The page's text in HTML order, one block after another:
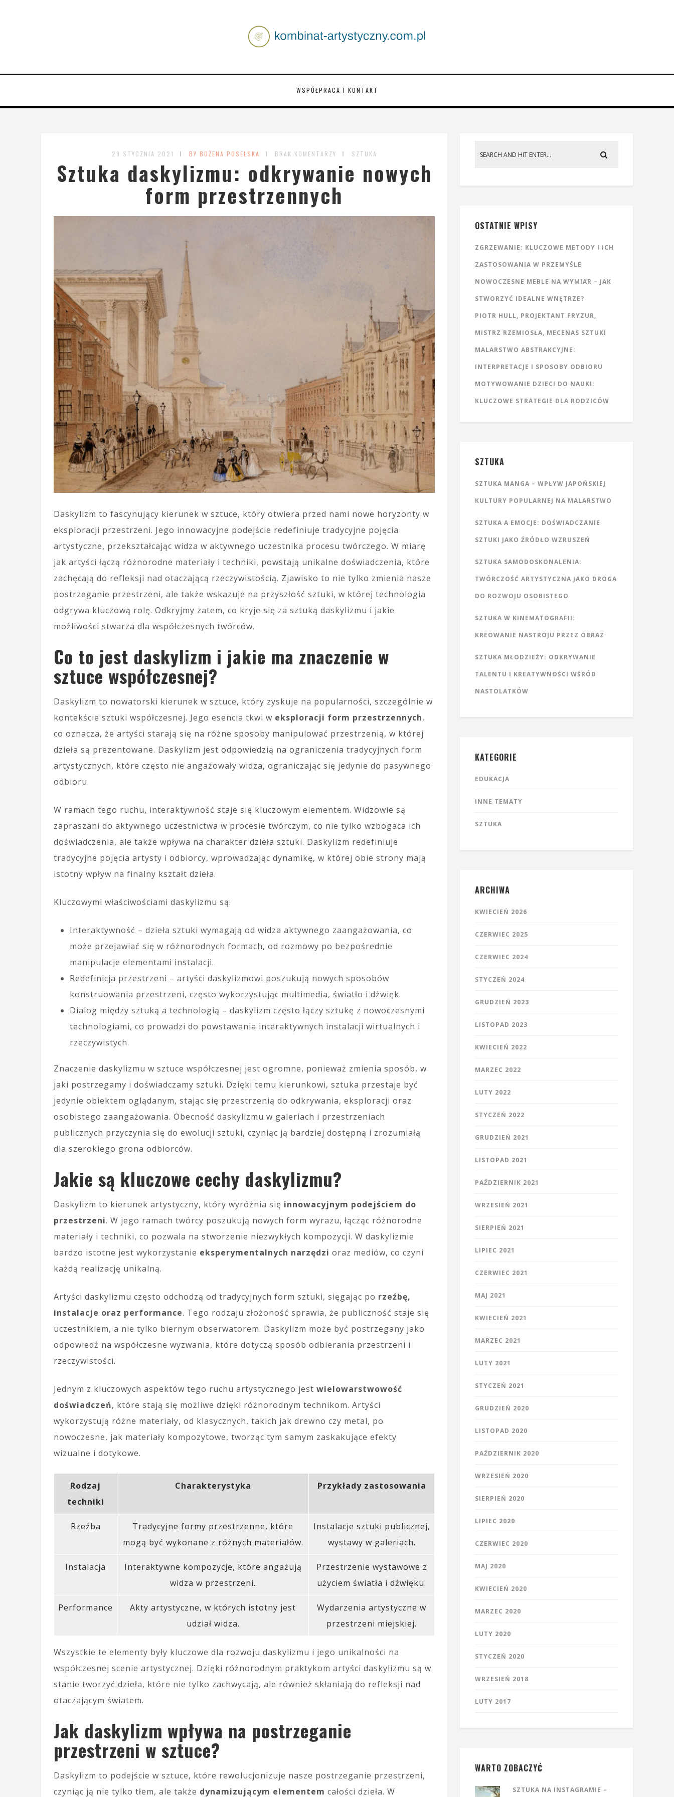
WSPÓŁPRACA I KONTAKT
29 STYCZNIA 2021 BY BOŻENA POSELSKA BRAK KOMENTARZY SZTUKA
Sztuka daskylizmu: odkrywanie nowych
form przestrzennych
Daskylizm to fascynujący kierunek w sztuce, który otwiera przed nami nowe horyzonty w
eksploracji przestrzeni. Jego innowacyjne podejście redefiniuje tradycyjne pojęcia
artystyczne, przekształcając widza w aktywnego uczestnika procesu twórczego. W miarę
jak artyści łączą różnorodne materiały i techniki, powstają unikalne doświadczenia, które
zachęcają do refleksji nad otaczającą rzeczywistością. Zjawisko to nie tylko zmienia nasze
postrzeganie przestrzeni, ale także wskazuje na przyszłość sztuki, w której technologia
odgrywa kluczową rolę. Odkryjmy zatem, co kryje się za sztuką daskylizmu i jakie
możliwości stwarza dla współczesnych twórców.
Co to jest daskylizm i jakie ma znaczenie w
sztuce współczesnej?
Daskylizm to nowatorski kierunek w sztuce, który zyskuje na popularności, szczególnie w
kontekście sztuki współczesnej. Jego esencia tkwi w eksploracji form przestrzennych,
co oznacza, że artyści starają się na różne sposoby manipulować przestrzenią, w której
dzieła są prezentowane. Daskylizm jest odpowiedzią na ograniczenia tradycyjnych form
artystycznych, które często nie angażowały widza, ograniczając się jedynie do pasywnego
odbioru.
W ramach tego ruchu, interaktywność staje się kluczowym elementem. Widzowie są
zapraszani do aktywnego uczestnictwa w procesie twórczym, co nie tylko wzbogaca ich
doświadczenia, ale także wpływa na charakter dzieła sztuki. Daskylizm redefiniuje
tradycyjne pojęcia artysty i odbiorcy, wprowadzając dynamikę, w której obie strony mają
istotny wpływ na finalny kształt dzieła.
Kluczowymi właściwościami daskylizmu są:
Interaktywność – dzieła sztuki wymagają od widza aktywnego zaangażowania, co
może przejawiać się w różnorodnych formach, od rozmowy po bezpośrednie
manipulacje elementami instalacji.
Redefinicja przestrzeni – artyści daskylizmowi poszukują nowych sposobów
konstruowania przestrzeni, często wykorzystując multimedia, światło i dźwięk.
Dialog między sztuką a technologią – daskylizm często łączy sztukę z nowoczesnymi
technologiami, co prowadzi do powstawania interaktywnych instalacji wirtualnych i
rzeczywistych.
Znaczenie daskylizmu w sztuce współczesnej jest ogromne, ponieważ zmienia sposób, w
jaki postrzegamy i doświadczamy sztuki. Dzięki temu kierunkowi, sztuka przestaje być
jedynie obiektem oglądanym, stając się przestrzenią do odkrywania, eksploracji oraz
osobistego zaangażowania. Obecność daskylizmu w galeriach i przestrzeniach
publicznych przyczynia się do ewolucji sztuki, czyniąc ją bardziej dostępną i zrozumiałą
dla szerokiego grona odbiorców.
Jakie są kluczowe cechy daskylizmu?
Daskylizm to kierunek artystyczny, który wyróżnia się innowacyjnym podejściem do
przestrzeni. W jego ramach twórcy poszukują nowych form wyrazu, łącząc różnorodne
materiały i techniki, co pozwala na stworzenie niezwykłych kompozycji. W daskylizmie
bardzo istotne jest wykorzystanie eksperymentalnych narzędzi oraz mediów, co czyni
każdą realizację unikalną.
Artyści daskylizmu często odchodzą od tradycyjnych form sztuki, sięgając po rzeźbę,
instalacje oraz performance. Tego rodzaju złożoność sprawia, że publiczność staje się
uczestnikiem, a nie tylko biernym obserwatorem. Daskylizm może być postrzegany jako
odpowiedź na współczesne wyzwania, które dotyczą sposób odbierania przestrzeni i
rzeczywistości.
Jednym z kluczowych aspektów tego ruchu artystycznego jest wielowarstwowość
doświadczeń, które stają się możliwe dzięki różnorodnym technikom. Artyści
wykorzystują różne materiały, od klasycznych, takich jak drewno czy metal, po
nowoczesne, jak materiały kompozytowe, tworząc tym samym zaskakujące efekty
wizualne i dotykowe.
Rodzaj
techniki
Charakterystyka Przykłady zastosowania
Rzeźba
Tradycyjne formy przestrzenne, które
mogą być wykonane z różnych materiałów.
Instalacje sztuki publicznej,
wystawy w galeriach.
Instalacja
Interaktywne kompozycje, które angażują
widza w przestrzeni.
Przestrzenie wystawowe z
użyciem światła i dźwięku.
Performance
Akty artystyczne, w których istotny jest
udział widza.
Wydarzenia artystyczne w
przestrzeni miejskiej.
Wszystkie te elementy były kluczowe dla rozwoju daskylizmu i jego unikalności na
współczesnej scenie artystycznej. Dzięki różnorodnym praktykom artyści daskylizmu są w
stanie tworzyć dzieła, które nie tylko zachwycają, ale również skłaniają do refleksji nad
otaczającym światem.
Jak daskylizm wpływa na postrzeganie
przestrzeni w sztuce?
Daskylizm to podejście w sztuce, które rewolucjonizuje nasze postrzeganie przestrzeni,
czyniąc ją nie tylko tłem, ale także dynamizującym elementem całości dzieła. W
OSTATNIE WPISY
ZGRZEWANIE: KLUCZOWE METODY I ICH
ZASTOSOWANIA W PRZEMYŚLE
NOWOCZESNE MEBLE NA WYMIAR – JAK
STWORZYĆ IDEALNE WNĘTRZE?
PIOTR HULL, PROJEKTANT FRYZUR,
MISTRZ RZEMIOSŁA, MECENAS SZTUKI
MALARSTWO ABSTRAKCYJNE:
INTERPRETACJE I SPOSOBY ODBIORU
MOTYWOWANIE DZIECI DO NAUKI:
KLUCZOWE STRATEGIE DLA RODZICÓW
SZTUKA
SZTUKA MANGA – WPŁYW JAPOŃSKIEJ
KULTURY POPULARNEJ NA MALARSTWO
SZTUKA A EMOCJE: DOŚWIADCZANIE
SZTUKI JAKO ŹRÓDŁO WZRUSZEŃ
SZTUKA SAMODOSKONALENIA:
TWÓRCZOŚĆ ARTYSTYCZNA JAKO DROGA
DO ROZWOJU OSOBISTEGO
SZTUKA W KINEMATOGRAFII:
KREOWANIE NASTROJU PRZEZ OBRAZ
SZTUKA MŁODZIEŻY: ODKRYWANIE
TALENTU I KREATYWNOŚCI WŚRÓD
NASTOLATKÓW
KATEGORIE
EDUKACJA
INNE TEMATY
SZTUKA
ARCHIWA
KWIECIEŃ 2026
CZERWIEC 2025
CZERWIEC 2024
STYCZEŃ 2024
GRUDZIEŃ 2023
LISTOPAD 2023
KWIECIEŃ 2022
MARZEC 2022
LUTY 2022
STYCZEŃ 2022
GRUDZIEŃ 2021
LISTOPAD 2021
PAŹDZIERNIK 2021
WRZESIEŃ 2021
SIERPIEŃ 2021
LIPIEC 2021
CZERWIEC 2021
MAJ 2021
KWIECIEŃ 2021
MARZEC 2021
LUTY 2021
STYCZEŃ 2021
GRUDZIEŃ 2020
LISTOPAD 2020
PAŹDZIERNIK 2020
WRZESIEŃ 2020
SIERPIEŃ 2020
LIPIEC 2020
CZERWIEC 2020
MAJ 2020
KWIECIEŃ 2020
MARZEC 2020
LUTY 2020
STYCZEŃ 2020
WRZESIEŃ 2018
LUTY 2017
WARTO ZOBACZYĆ
SZTUKA NA INSTAGRAMIE –